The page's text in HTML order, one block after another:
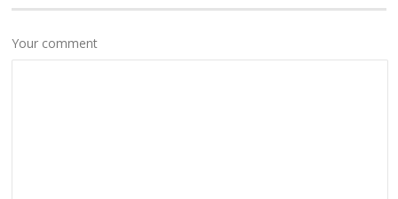
Your comment